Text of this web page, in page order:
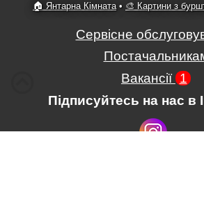
🏠 Янтарна Кімната• 🎨 Картини з
Сервісне
Вакансії 1
Підписуйтесь на нас в